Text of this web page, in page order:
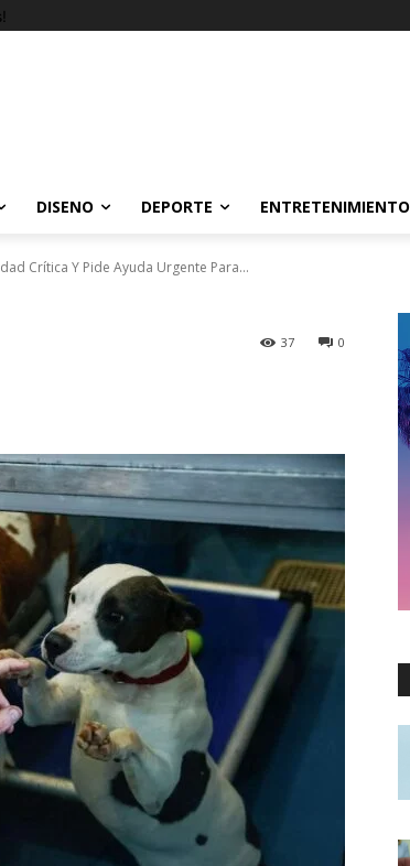
DISENO DEPORTE ENTRETENIMIENTO
Crítica Y Pide Ayuda Urgente Para...
0
37